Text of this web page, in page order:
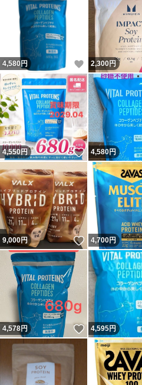
4,580円 いいね！
2,300円
4,550円 いいね！
4,580円
9,000円 いいね！
4,700円
4,578円 いいね！
4,595円